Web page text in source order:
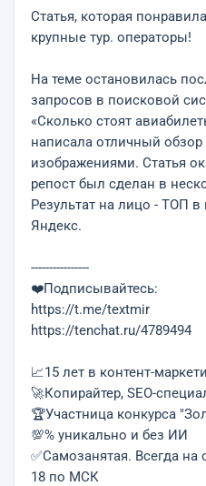
Статья, которая
крупные тур. операторы!
На теме остановилась
запросов в поисковой
«Сколько стоят
написала отличный
изображениями. Статья
репост был сделан в
Результат на лицо - ТОП
Яндекс.
----------------
❤️Подписывайтесь:
https://t.me/textmir
https://tenchat.ru/4789494
📈15 лет в контент-
🚀Копирайтер, SEO-
🏆Участница конкурса
💯% уникально и без ИИ
✅Самозанятая. Всегда на
18 по МСК